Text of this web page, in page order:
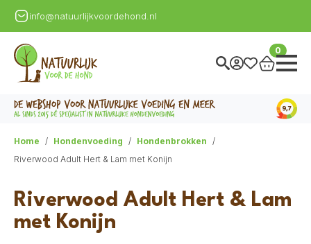
info@natuurlijkvoordehond.nl
0
Home Hondenvoeding
Hondenbrokken
Riverwood Adult Hert & Lam met Konijn
Riverwood Adult Hert & Lam
met Konijn